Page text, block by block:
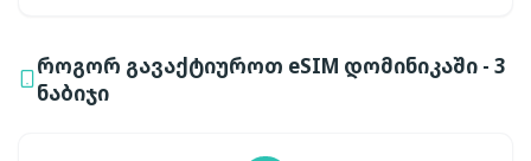
როგორ გავაქტიუროთ eSIM დომინიკაში - 3
ნაბიჯი